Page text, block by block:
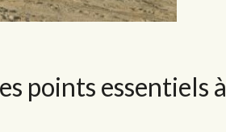
points essentiels à